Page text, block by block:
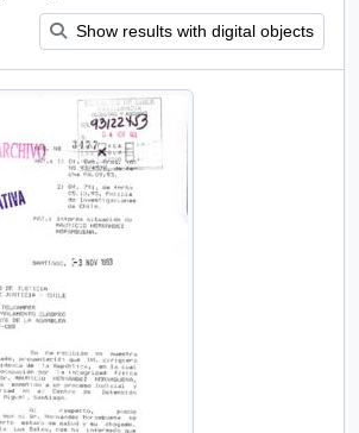
Show results with digital objects